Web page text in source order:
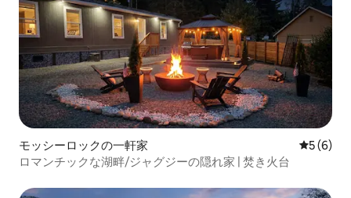
モッシーロックの一軒家 レビュー
5 (6)
ロマンチックな湖畔/ジャグジーの隠れ家 | 焚き火台